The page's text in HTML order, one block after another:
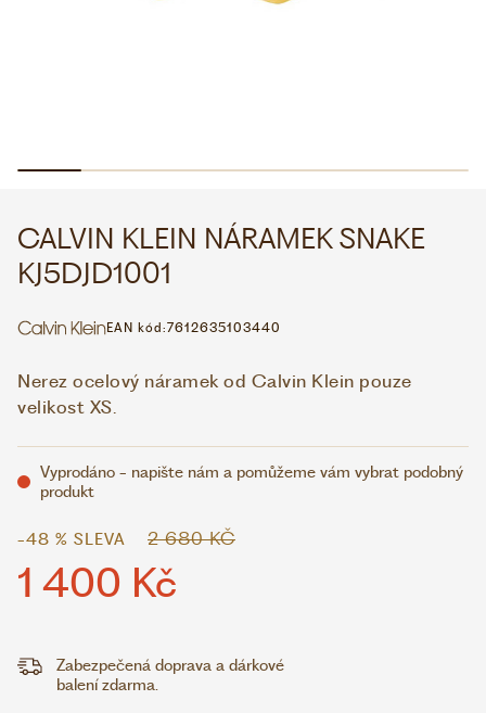
CALVIN KLEIN NÁRAMEK SNAKE
KJ5DJD1001
EAN kód:7612635103440
Nerez ocelový náramek od Calvin Klein pouze
velikost XS.
Vyprodáno - napište nám a pomůžeme vám vybrat podobný
produkt
-48 % SLEVA 2 680 KČ
1 400 Kč
Zabezpečená doprava a dárkové
balení zdarma.